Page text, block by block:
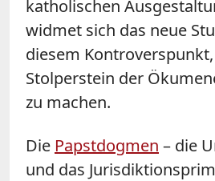
katholischen
widmet sich das neue
diesem
Stolperstein der
zu machen.
Die Papstdogmen – die
und das